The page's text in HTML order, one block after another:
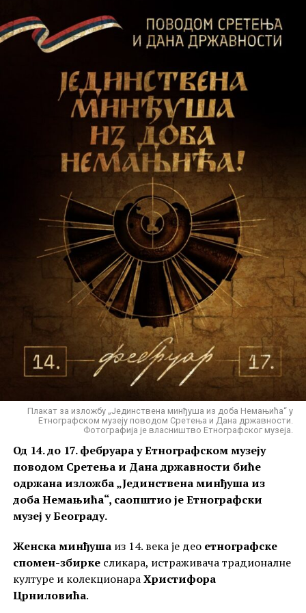
„Када говоримо о времену цара Душана, често се све
своди на остаткеСветих архангела код Призрена
као да је то једина његова задужбина. Заборављамо
читав низ споменика у Македонији – од
Николе Болничког у Охриду, прекоСветог Ђорђа
у Полошком и Леснова, па допетокуполне цркве
у Матејичу. Управо у Матејичу кроз архитектуру и
оно што је сачувано од живописа можемо да видимо
Такође, у тој објави изнете су тврдње да су
рестаураторски радови током 20. века , као и они
у периодуод 2006. до 2008. године, довели до
„деградације“ и „уништавања старих слојева“
који наводно документујуранохришћанске
периоде од 4. до 6. века
Токомборавка у порти манастира, забележено је и
да супоједини ученици рукама показивали
албански национални симбол двоглавог орла
стоји у тексту Радија Гораждевац.
Плакат за изложбу „Јединствена минђуша из доба Немањића“ у
Етнографском музеју поводом Сретења и Дана државности.
Фотографија је власништво Етнографског музеја.
Од 14. до 17. фебруара у Етнографском музеју
поводом Сретења и Дана државности биће
одржана изложба „Јединствена минђуша из
доба Немањића“, саопштио је Етнографски
музеј у Београду.
Женска минђушаиз 14. века је део етнографске
спомен-збиркесликара, истраживача традионалне
културе и колекционараХристифора
Црниловића.